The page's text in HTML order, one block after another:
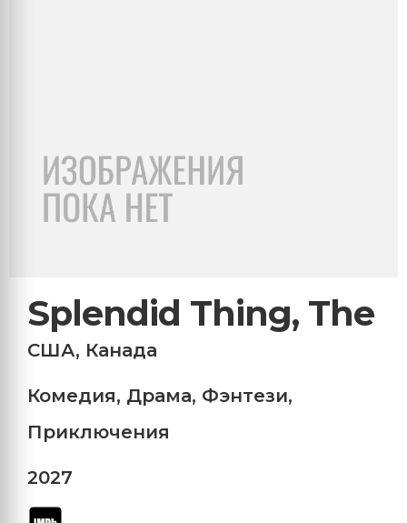
Splendid Thing, The
США, Канада
Комедия, Драма, Фэнтези,
Приключения
2027